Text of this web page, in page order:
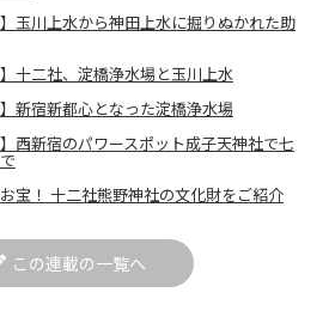
】玉川上水から神田上水に掘りぬかれた助
十二社、淀橋浄水場と玉川上水
新宿新都心となった淀橋浄水場
西新宿のパワースポット成子天神社で七
お宝！ 十二社熊野神社の文化財をご紹介
この連載の一覧へ